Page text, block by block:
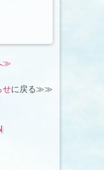
≫
せに戻る≫≫